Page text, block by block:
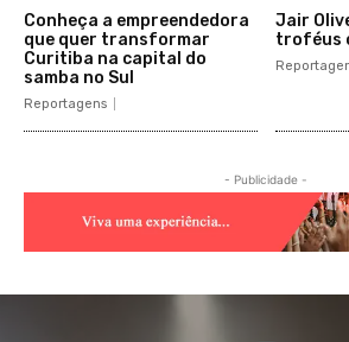
Conheça a empreendedora
que quer transformar
Curitiba na capital do
samba no Sul
Reportagens
Jair
troféus
- Publicidade -